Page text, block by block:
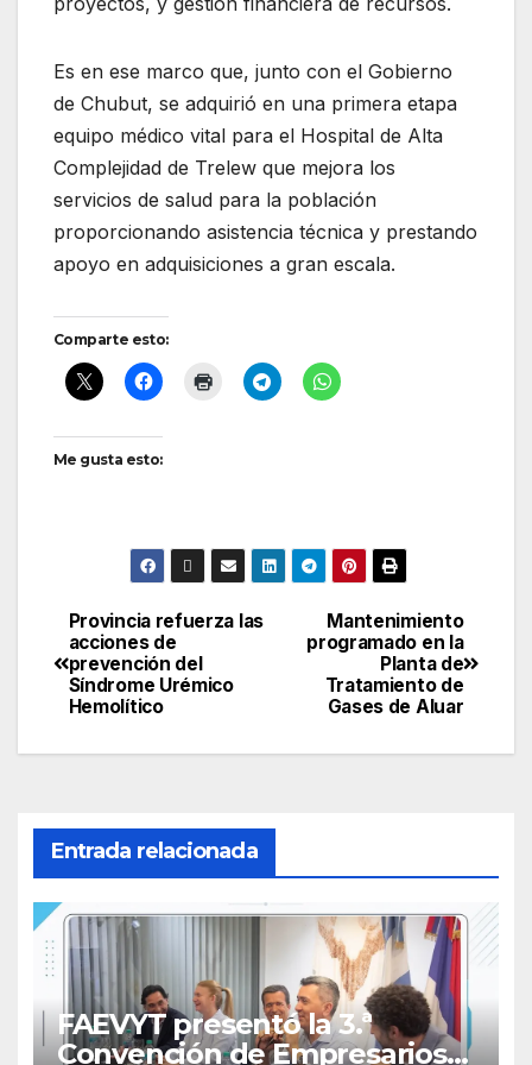
Es en ese marco que, junto con el Gobierno
de Chubut, se adquirió en una primera etapa
equipo médico vital para el Hospital de Alta
Complejidad de Trelew que mejora los
servicios de salud para la población
proporcionando asistencia técnica y prestando
apoyo en adquisiciones a gran escala.
Comparte esto:
Me gusta esto:
Navegación
de
Mantenimiento
programado en la
Planta de
Tratamiento de
Gases de Aluar
Provincia refuerza las
acciones de
prevención del
Síndrome Urémico
Hemolítico
Entrada relacionada
FAEVYT presentó la 3.ª
Convención de Empresarios